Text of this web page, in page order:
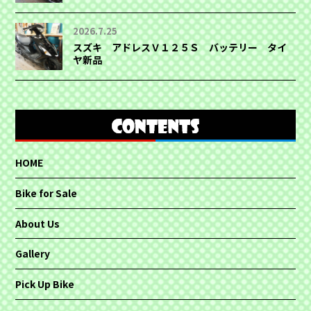
2026.7.25
スズキ アドレスＶ１２５Ｓ バッテリー タイ
ヤ新品
HOME
Bike for Sale
About Us
Gallery
Pick Up Bike